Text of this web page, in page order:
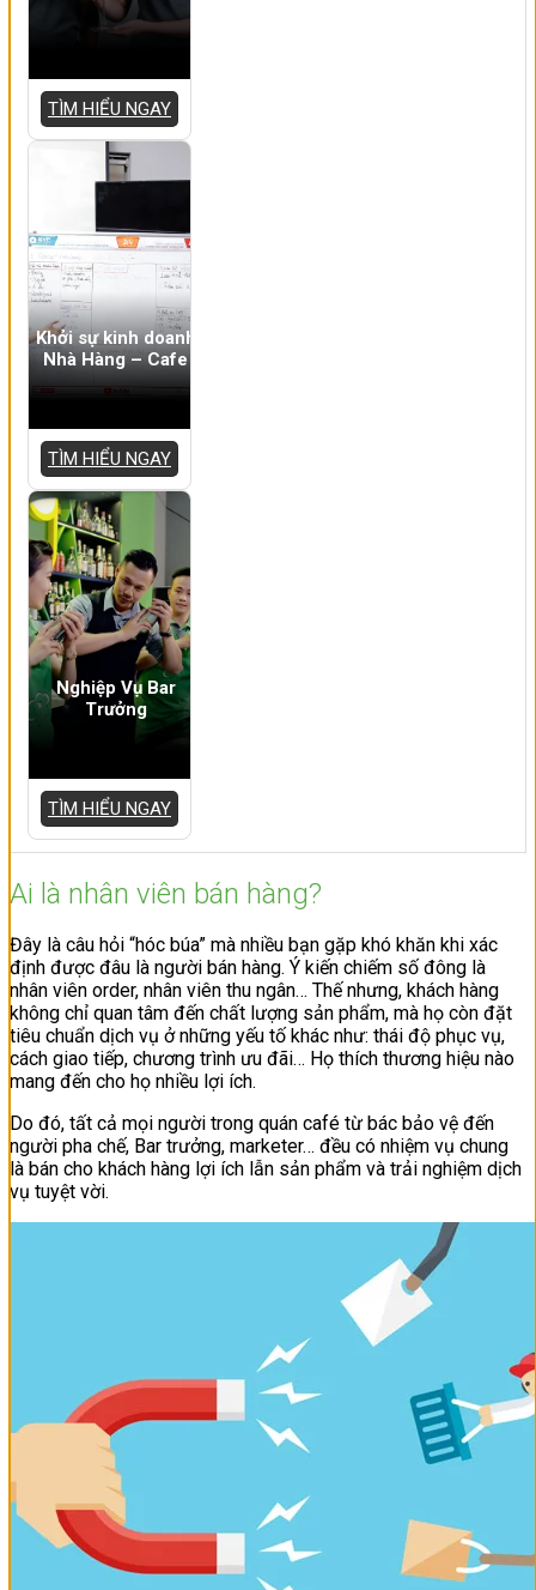
TÌM HIỂU NGAY
Khởi sự kinh doanh
Nhà Hàng – Cafe
TÌM HIỂU NGAY
Nghiệp Vụ Bar
Trưởng
TÌM HIỂU NGAY
Ai là nhân viên bán hàng?
Đây là câu hỏi “hóc búa” mà nhiều bạn gặp khó khăn khi xác
định được đâu là người bán hàng. Ý kiến chiếm số đông là
nhân viên order, nhân viên thu ngân… Thế nhưng, khách hàng
không chỉ quan tâm đến chất lượng sản phẩm, mà họ còn đặt
tiêu chuẩn dịch vụ ở những yếu tố khác như: thái độ phục vụ,
cách giao tiếp, chương trình ưu đãi… Họ thích thương hiệu nào
mang đến cho họ nhiều lợi ích.
Do đó, tất cả mọi người trong quán café từ bác bảo vệ đến
người pha chế, Bar trưởng, marketer… đều có nhiệm vụ chung
là bán cho khách hàng lợi ích lẫn sản phẩm và trải nghiệm dịch
vụ tuyệt vời.